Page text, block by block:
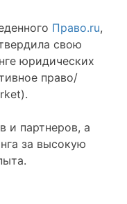
Право.ru,
свою
юридических
право/
и партнеров, а
за высокую